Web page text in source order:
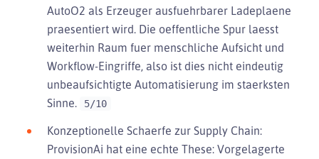
AutoO2 als Erzeuger ausfuehrbarer Ladeplaene
praesentiert wird. Die oeffentliche Spur laesst
weiterhin Raum fuer menschliche Aufsicht und
Workflow-Eingriffe, also ist dies nicht eindeutig
unbeaufsichtigte Automatisierung im staerksten
Sinne.
5/10
Konzeptionelle Schaerfe zur Supply Chain:
ProvisionAi hat eine echte These: Vorgelagerte